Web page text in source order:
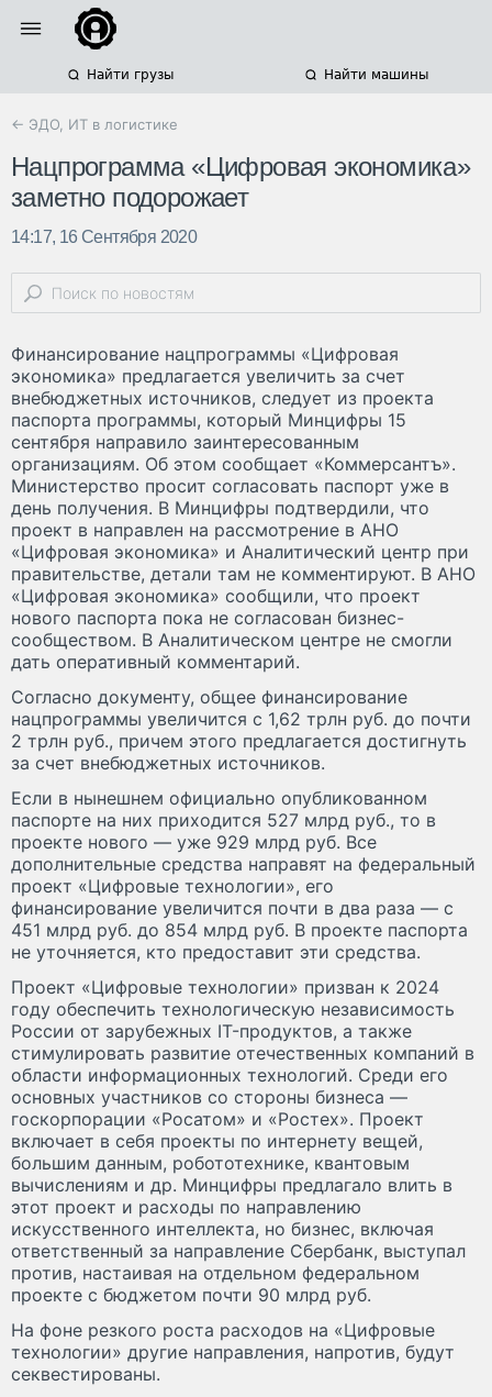
Найти грузы Найти машины
← ЭДО, ИТ в логистике
Нацпрограмма «Цифровая экономика»
заметно подорожает
14:17, 16 Сентября 2020
Финансирование нацпрограммы «Цифровая
экономика» предлагается увеличить за счет
внебюджетных источников, следует из проекта
паспорта программы, который Минцифры 15
сентября направило заинтересованным
организациям. Об этом сообщает «Коммерсантъ».
Министерство просит согласовать паспорт уже в
день получения. В Минцифры подтвердили, что
проект в направлен на рассмотрение в АНО
«Цифровая экономика» и Аналитический центр при
правительстве, детали там не комментируют. В АНО
«Цифровая экономика» сообщили, что проект
нового паспорта пока не согласован бизнес-
сообществом. В Аналитическом центре не смогли
дать оперативный комментарий.
Согласно документу, общее финансирование
нацпрограммы увеличится с 1,62 трлн руб. до почти
2 трлн руб., причем этого предлагается достигнуть
за счет внебюджетных источников.
Если в нынешнем официально опубликованном
паспорте на них приходится 527 млрд руб., то в
проекте нового — уже 929 млрд руб. Все
дополнительные средства направят на федеральный
проект «Цифровые технологии», его
финансирование увеличится почти в два раза — с
451 млрд руб. до 854 млрд руб. В проекте паспорта
не уточняется, кто предоставит эти средства.
Проект «Цифровые технологии» призван к 2024
году обеспечить технологическую независимость
России от зарубежных IT-продуктов, а также
стимулировать развитие отечественных компаний в
области информационных технологий. Среди его
основных участников со стороны бизнеса —
госкорпорации «Росатом» и «Ростех». Проект
включает в себя проекты по интернету вещей,
большим данным, робототехнике, квантовым
вычислениям и др. Минцифры предлагало влить в
этот проект и расходы по направлению
искусственного интеллекта, но бизнес, включая
ответственный за направление Сбербанк, выступал
против, настаивая на отдельном федеральном
проекте с бюджетом почти 90 млрд руб.
На фоне резкого роста расходов на «Цифровые
технологии» другие направления, напротив, будут
секвестированы.